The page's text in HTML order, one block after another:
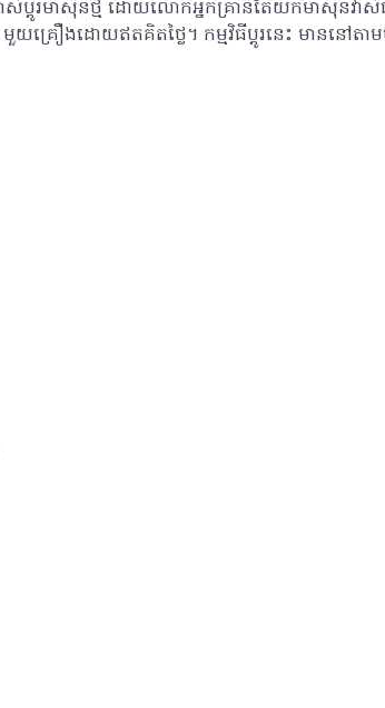
ស់ប្តូរម៉ាស៊ីនថ្មី ដោយលោកអ្នកគ្រាន់តែយកម៉ាស៊ីនវា
មួយគ្រឿងដោយឥតគិតថ្លៃ។ កម្មវិធីប្តូរនេះ មាននៅត